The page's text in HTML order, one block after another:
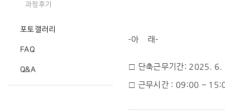
과정후기
포토갤러리
FAQ
Q&A
-아 래-
□ 단축근무기간: 2025.
□ 근무시간 : 09:00 ~